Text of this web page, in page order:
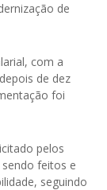
de
com a
de dez
foi
pelos
feitos e
seguindo